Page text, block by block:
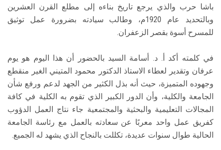
باشا حرب والذي يرجع تاريخ بناءه إلى مطلع القرن العشرين
وبالتحديد عام 1920م، وطالب سيادته بضرورة عمل توثيق
للمسرح أسوة بقصر الزعفران.
في كلمته أكد أ. د. أسامة السيد بالحضور أن هذا اليوم هو يوم
عرفان وتقدير لعطاء الاستاذ الدكتور محمود المتيني الغير منقطع
وجهوده المتميزة، حيث أنه بذل الكثير من الجهد لدعم ورفع شأن
الجامعة والكلية، وأن الدور الكبير الذي تقوم به الكلية في كافة
المجالات التعليمية والبحثية والمجتمعية جاء نتاج العمل الدؤوب
كفريق عمل واحد معربًا عن سعادته بالعمل مع رئاسة الجامعة
الحالية طوال سنوات عديدة، تكللت بالنجاح الذي يشهد له الجميع.